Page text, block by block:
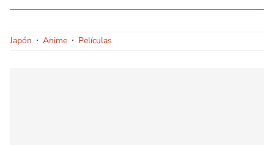
Japón Anime Películas